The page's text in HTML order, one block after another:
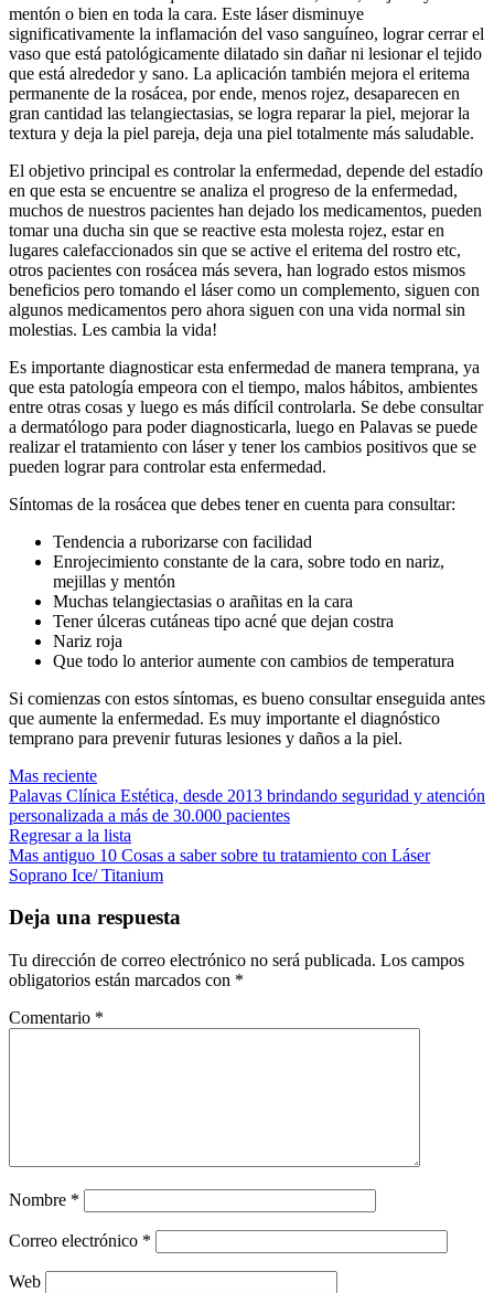
mentón o bien en toda la cara. Este láser disminuye
significativamente la inflamación del vaso sanguíneo, lograr cerrar el
vaso que está patológicamente dilatado sin dañar ni lesionar el tejido
que está alrededor y sano. La aplicación también mejora el eritema
permanente de la rosácea, por ende, menos rojez, desaparecen en
gran cantidad las telangiectasias, se logra reparar la piel, mejorar la
textura y deja la piel pareja, deja una piel totalmente más saludable.
El objetivo principal es controlar la enfermedad, depende del estadío
en que esta se encuentre se analiza el progreso de la enfermedad,
muchos de nuestros pacientes han dejado los medicamentos, pueden
tomar una ducha sin que se reactive esta molesta rojez, estar en
lugares calefaccionados sin que se active el eritema del rostro etc,
otros pacientes con rosácea más severa, han logrado estos mismos
beneficios pero tomando el láser como un complemento, siguen con
algunos medicamentos pero ahora siguen con una vida normal sin
molestias. Les cambia la vida!
Es importante diagnosticar esta enfermedad de manera temprana, ya
que esta patología empeora con el tiempo, malos hábitos, ambientes
entre otras cosas y luego es más difícil controlarla. Se debe consultar
a dermatólogo para poder diagnosticarla, luego en Palavas se puede
realizar el tratamiento con láser y tener los cambios positivos que se
pueden lograr para controlar esta enfermedad.
Síntomas de la rosácea que debes tener en cuenta para consultar:
Tendencia a ruborizarse con facilidad
Enrojecimiento constante de la cara, sobre todo en nariz,
mejillas y mentón
Muchas telangiectasias o arañitas en la cara
Tener úlceras cutáneas tipo acné que dejan costra
Nariz roja
Que todo lo anterior aumente con cambios de temperatura
Si comienzas con estos síntomas, es bueno consultar enseguida antes
que aumente la enfermedad. Es muy importante el diagnóstico
temprano para prevenir futuras lesiones y daños a la piel.
Mas reciente
Palavas Clínica Estética, desde 2013 brindando seguridad y atención
personalizada a más de 30.000 pacientes
Regresar a la lista
Mas antiguo 10 Cosas a saber sobre tu tratamiento con Láser
Soprano Ice/ Titanium
Deja una respuesta
Tu dirección de correo electrónico no será publicada. Los campos
obligatorios están marcados con *
Comentario *
Nombre *
Correo electrónico *
Web